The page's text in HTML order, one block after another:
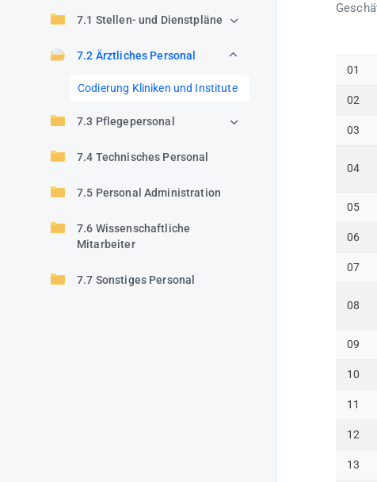
7.1 Stellen- und Dienstpläne
7.2 Ärztliches Personal
Codierung Kliniken und Institute
7.3 Pflegepersonal
7.4 Technisches Personal
7.5 Personal Administration
7.6 Wissenschaftliche
Mitarbeiter
7.7 Sonstiges Personal
01
02
03
04
05
06
07
08
09
10
11
12
13